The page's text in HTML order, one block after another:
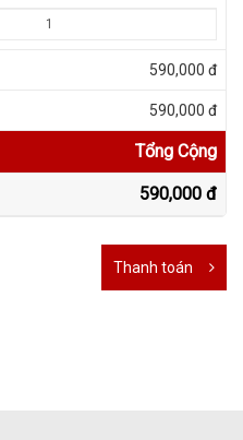
590,000 đ
590,000 đ
Tổng Cộng
590,000 đ
Thanh toán